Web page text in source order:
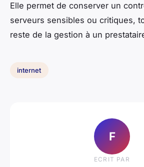
Elle permet de conserver un
serveurs sensibles ou critiques,
reste de la gestion à un
internet
F
ECRIT PAR